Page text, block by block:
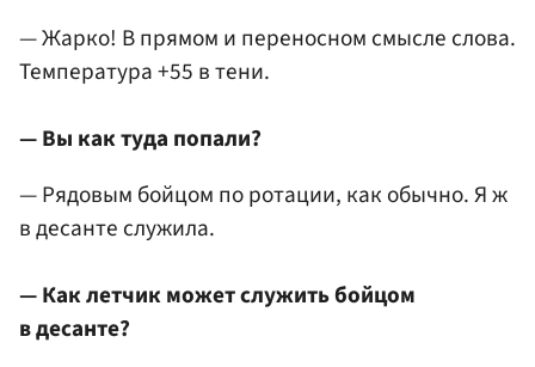
— Жарко! В прямом и переносном смысле слова.
Температура +55 в тени.
— Вы как туда попали?
— Рядовым бойцом по ротации, как обычно. Я ж
в десанте служила.
— Как летчик может служить бойцом
в десанте?